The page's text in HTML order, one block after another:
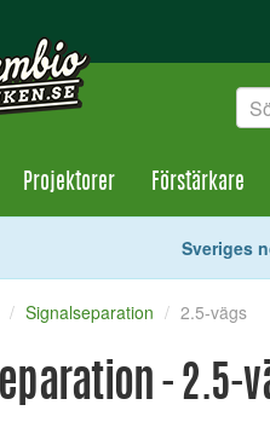
Projektorer Förstärkare
Sveriges
Signalseparation 2.5-vägs
- 2.5-